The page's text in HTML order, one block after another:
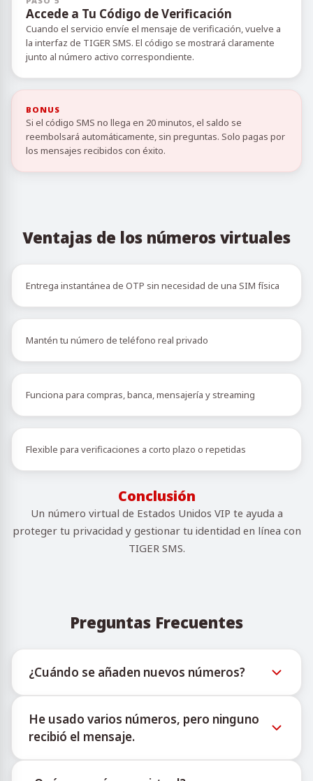
Accede a Tu Código de Verificación
Cuando el servicio envíe el mensaje de verificación, vuelve a
la interfaz de TIGER SMS. El código se mostrará claramente
junto al número activo correspondiente.
BONUS
Si el código SMS no llega en 20 minutos, el saldo se
reembolsará automáticamente, sin preguntas. Solo pagas por
los mensajes recibidos con éxito.
Ventajas de los números virtuales
Entrega instantánea de OTP sin necesidad de una SIM física
Mantén tu número de teléfono real privado
Funciona para compras, banca, mensajería y streaming
Flexible para verificaciones a corto plazo o repetidas
Conclusión
Un número virtual de Estados Unidos VIP te ayuda a
proteger tu privacidad y gestionar tu identidad en línea con
TIGER SMS.
Preguntas Frecuentes
¿Cuándo se añaden nuevos números?
números virtuales puede consultarse a través del
bot oficial de Telegram @TigerSMSofficial_bot. Este
canal ofrece actualizaciones oportunas para ayudar
He usado varios números, pero ninguno
recibió el mensaje.